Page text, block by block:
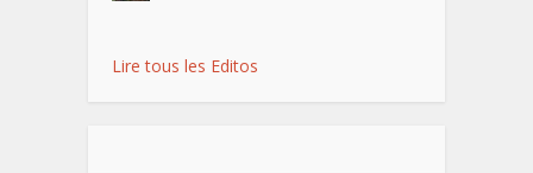
Lire tous les Editos